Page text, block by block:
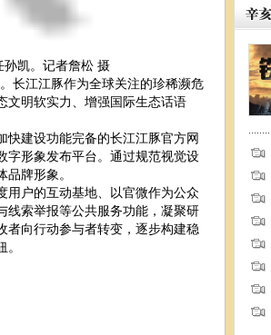
凯。记者詹松 摄
长江江豚作为全球关注的珍稀濒危
文明软实力、增强国际生态话语
建设功能完备的长江江豚官方网
字形象发布平台。通过规范视觉设
牌形象。
户的互动基地、以官微作为公众
线索举报等公共服务功能，凝聚研
者向行动参与者转变，逐步构建稳